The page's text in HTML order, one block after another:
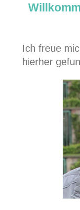
Ich freue
hierher